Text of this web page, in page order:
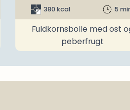
380 kcal 5
Fuldkornsbolle med ost
peberfrugt